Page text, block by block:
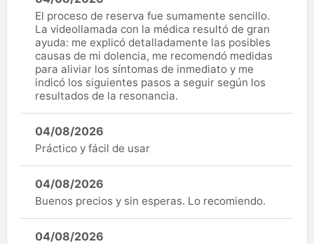
El proceso de reserva fue sumamente sencillo.
La videollamada con la médica resultó de gran
ayuda: me explicó detalladamente las posibles
causas de mi dolencia, me recomendó medidas
para aliviar los síntomas de inmediato y me
indicó los siguientes pasos a seguir según los
resultados de la resonancia.
04/08/2026
Práctico y fácil de usar
04/08/2026
Buenos precios y sin esperas. Lo recomiendo.
04/08/2026